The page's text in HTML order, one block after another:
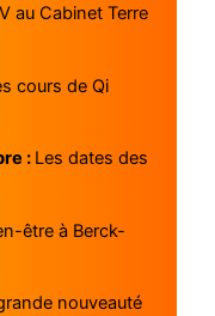
au Cabinet Terre
cours de Qi
: Les dates des
être à Berck-
nouveauté